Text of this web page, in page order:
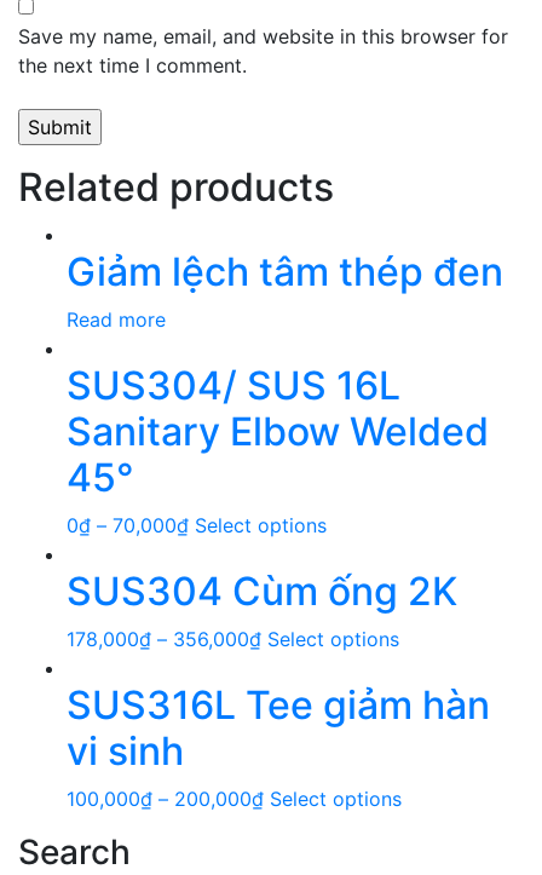
Save my name, email, and website in this browser for
the next time I comment.
Related products
Giảm lệch tâm thép đen
Read more
SUS304/ SUS 16L
Sanitary Elbow Welded
45°
0₫ – 70,000₫ Select options
SUS304 Cùm ống 2K
178,000₫ – 356,000₫ Select options
SUS316L Tee giảm hàn
vi sinh
100,000₫ – 200,000₫ Select options
Search